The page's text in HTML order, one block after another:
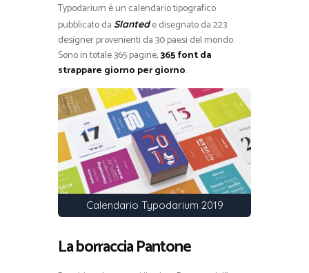
Typodarium è un calendario tipografico
pubblicato da Slantede disegnato da 223
designer provenienti da 30 paesi del mondo.
Sono in totale 365 pagine,365 font da
strappare giorno per giorno.
Calendario Typodarium 2019
La borraccia Pantone